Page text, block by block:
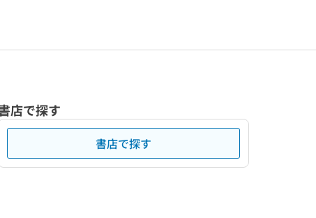
店で探す
書店で探す